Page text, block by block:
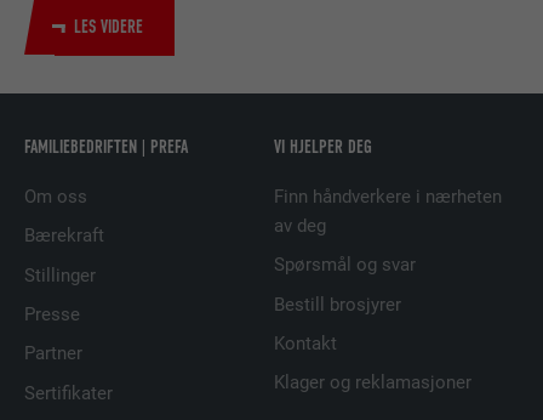
LES VIDERE
FAMILIEBEDRIFTEN | PREFA
Om oss
Bærekraft
Stillinger
Presse
Partner
Sertifikater
VI HJELPER DEG
Finn håndverkere i nærheten
av deg
Spørsmål og svar
Bestill brosjyrer
Kontakt
Klager og reklamasjoner
TILBYDER LinkedIn
FORLØP
FORMÅL
attributet er tilgjengelig for alle
informasjonskapslene i denne nettleseren
NAVN